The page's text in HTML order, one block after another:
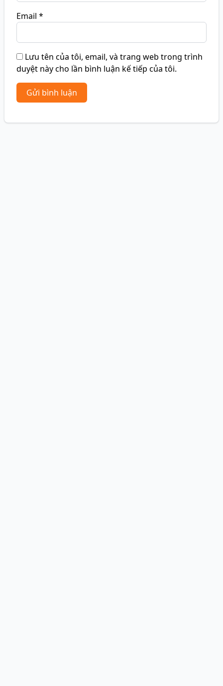
Email *
Lưu tên của tôi, email, và trang web trong trình
duyệt này cho lần bình luận kế tiếp của tôi.